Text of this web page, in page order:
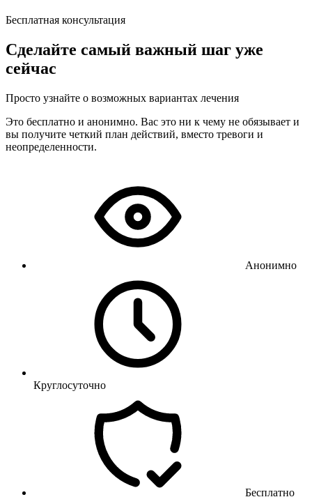
Бесплатная консультация
Сделайте самый важный шаг уже
сейчас
Просто узнайте о возможных вариантах лечения
Это бесплатно и анонимно. Вас это ни к чему не обязывает и
вы получите четкий план действий, вместо тревоги и
неопределенности.
Анонимно
Круглосуточно
Бесплатно